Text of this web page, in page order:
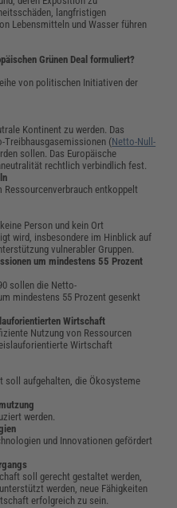
langfristigen
Lebensmitteln und Wasser führen
Grünen Deal formuliert?
von politischen Initiativen der
Kontinent zu werden. Das
Treibhausgasemissionen (Netto-Null-
sollen. Das Europäische
rechtlich verbindlich fest.
entkoppelt
Person und kein Ort
wird, insbesondere im Hinblick auf
vulnerabler Gruppen.
um mindestens 55 Prozent
sollen die Netto-
mindestens 55 Prozent gesenkt
Wirtschaft
Nutzung von Ressourcen
Wirtschaft
soll aufgehalten, die Ökosysteme
werden.
und Innovationen gefördert
soll gerecht gestaltet werden,
werden, neue Fähigkeiten
erfolgreich zu sein.